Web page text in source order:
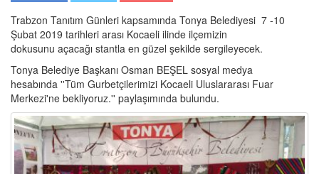
Trabzon Tanıtım Günleri kapsamında Tonya Belediyesi 7 -10
Şubat 2019 tarihleri arası Kocaeli ilinde ilçemizin
dokusunu açacağı stantla en güzel şekilde sergileyecek.
Tonya Belediye Başkanı Osman BEŞEL sosyal medya
hesabında ''Tüm Gurbetçilerimizi Kocaeli Uluslararası Fuar
Merkezi'ne bekliyoruz.'' paylaşımında bulundu.